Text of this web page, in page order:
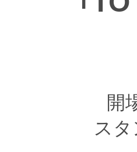
ス